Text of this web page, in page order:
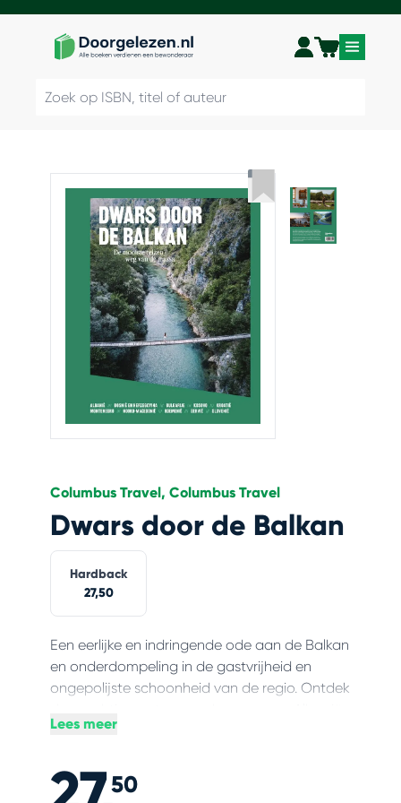
Columbus Travel, Columbus Travel
Dwars door de Balkan
Hardback
27,50
Een eerlijke en indringende ode aan de Balkan
en onderdompeling in de gastvrijheid en
ongepolijste schoonheid van de regio. Ontdek
Kosovo en Montenegro, laat je verrassen door
platteland van Bulgarije en Kroatië, vaar door
de Donau-delta in Roemenië en dwaal door
Lees meer
50